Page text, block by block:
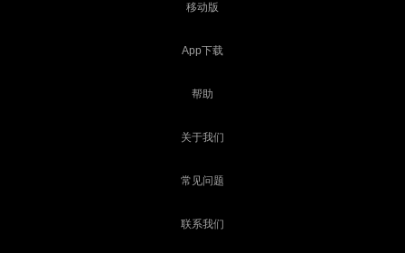
移动版
App下载
帮助
关于我们
常见问题
联系我们